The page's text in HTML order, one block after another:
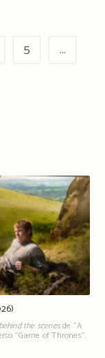
5 …
behind the scenesde "A
"Game of Thrones".